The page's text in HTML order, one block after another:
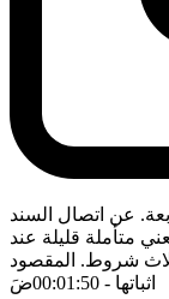
عن اتصال السند
متأملة قليلة عند
شروط. المقصود
اثباتها - 00:01:50 ضَ